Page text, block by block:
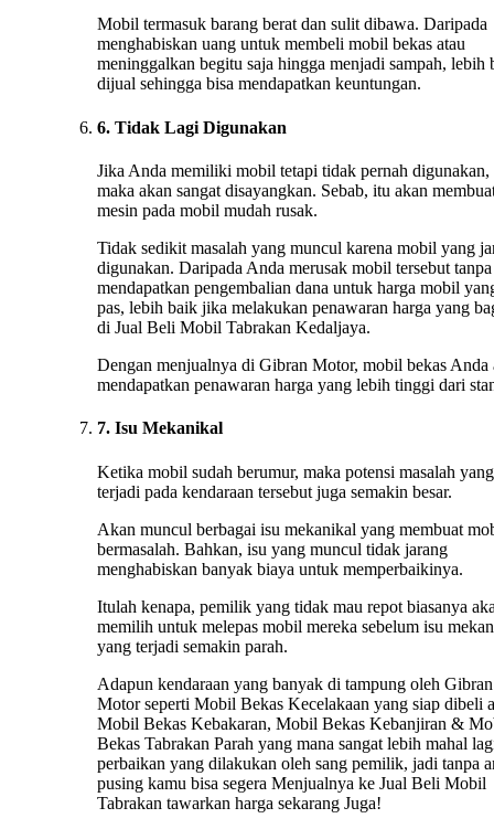
Mobil termasuk barang berat dan sulit dibawa. Daripada
menghabiskan uang untuk membeli mobil bekas atau
meninggalkan begitu saja hingga menjadi sampah, lebih
dijual sehingga bisa mendapatkan keuntungan.
6. Tidak Lagi Digunakan
Jika Anda memiliki mobil tetapi tidak pernah digunakan,
maka akan sangat disayangkan. Sebab, itu akan
mesin pada mobil mudah rusak.
Tidak sedikit masalah yang muncul karena mobil yang
digunakan. Daripada Anda merusak mobil tersebut tanpa
mendapatkan pengembalian dana untuk harga mobil
pas, lebih baik jika melakukan penawaran harga yang
di Jual Beli Mobil Tabrakan Kedaljaya.
Dengan menjualnya di Gibran Motor, mobil bekas Anda
mendapatkan penawaran harga yang lebih tinggi dari
7. Isu Mekanikal
Ketika mobil sudah berumur, maka potensi masalah yang
terjadi pada kendaraan tersebut juga semakin besar.
Akan muncul berbagai isu mekanikal yang membuat
bermasalah. Bahkan, isu yang muncul tidak jarang
menghabiskan banyak biaya untuk memperbaikinya.
Itulah kenapa, pemilik yang tidak mau repot biasanya
memilih untuk melepas mobil mereka sebelum isu
yang terjadi semakin parah.
Adapun kendaraan yang banyak di tampung oleh Gibran
Motor seperti Mobil Bekas Kecelakaan yang siap dibeli
Mobil Bekas Kebakaran, Mobil Bekas Kebanjiran &
Bekas Tabrakan Parah yang mana sangat lebih mahal
perbaikan yang dilakukan oleh sang pemilik, jadi tanpa
pusing kamu bisa segera Menjualnya ke Jual Beli Mobil
Tabrakan tawarkan harga sekarang Juga!